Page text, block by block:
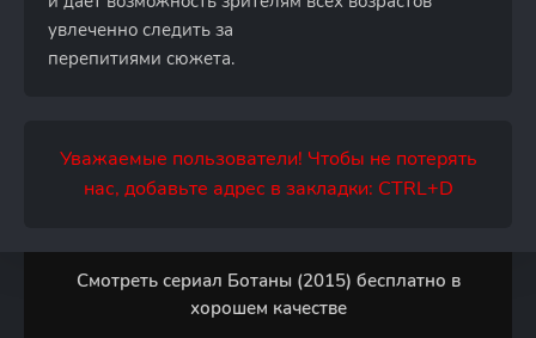
увлеченно следить за
перепитиями сюжета.
Уважаемые пользователи! Чтобы не потерять
нас, добавьте адрес в закладки: CTRL+D
Смотреть сериал Ботаны (2015) бесплатно в
хорошем качестве